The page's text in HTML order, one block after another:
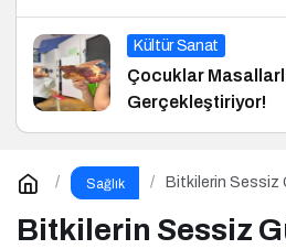
Kültür Sanat
Çocuklar
Gerçekleştiriyor!
Sağlık
Bitkilerin Sessiz
Bitkilerin Sessiz